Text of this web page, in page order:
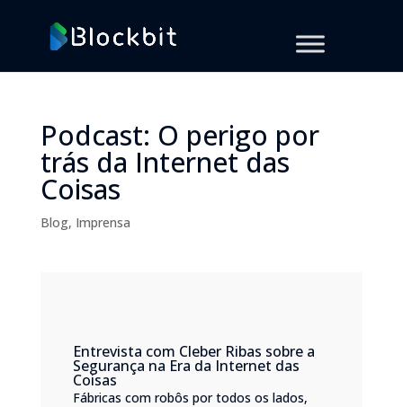
Podcast: O perigo por
trás da Internet das
Coisas
Blog, Imprensa
Entrevista com Cleber Ribas sobre a
Segurança na Era da Internet das
Coisas
Fábricas com robôs por todos os lados,